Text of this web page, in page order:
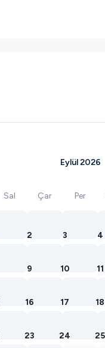
Eylül 2026
Sal Çar Per
2 3 4
9 10 11
16 17 18
23 24 25